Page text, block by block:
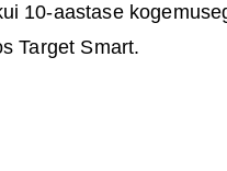
10-aastase
Target Smart.